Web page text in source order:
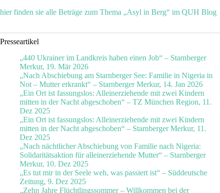
hier finden sie alle Beträge zum Thema „Asyl in Berg“ im QUH Blog
Presseartikel
„440 Ukrainer im Landkreis haben einen Job“ – Starnberger
Merkur, 19. Mär 2026
„Nach Abschiebung am Starnberger See: Familie in Nigeria in
Not – Mutter erkrankt“ – Starnberger Merkur, 14. Jan 2026
„Ein Ort ist fassungslos: Alleinerziehende mit zwei Kindern
mitten in der Nacht abgeschoben“ – TZ München Region, 11.
Dez 2025
„Ein Ort ist fassungslos: Alleinerziehende mit zwei Kindern
mitten in der Nacht abgeschoben“ – Starnberger Merkur, 11.
Dez 2025
„Nach nächtlicher Abschiebung von Familie nach Nigeria:
Solidaritätsaktion für alleinerziehende Mutter“ – Starnberger
Merkur, 10. Dez 2025
„Es tut mir in der Seele weh, was passiert ist“ – Süddeutsche
Zeitung, 9. Dez 2025
„Zehn Jahre Flüchtlingssommer – Willkommen bei der